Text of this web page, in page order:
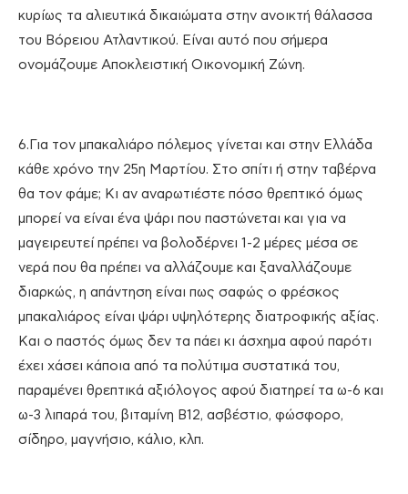
κυρίως τα αλιευτικά δικαιώματα στην ανοικτή θάλασσα
του Βόρειου Ατλαντικού. Είναι αυτό που σήμερα
ονομάζουμε Αποκλειστική Οικονομική Ζώνη.
6.Για τον μπακαλιάρο πόλεμος γίνεται και στην Ελλάδα
κάθε χρόνο την 25η Μαρτίου. Στο σπίτι ή στην ταβέρνα
θα τον φάμε; Κι αν αναρωτιέστε πόσο θρεπτικό όμως
μπορεί να είναι ένα ψάρι που παστώνεται και για να
μαγειρευτεί πρέπει να βολοδέρνει 1-2 μέρες μέσα σε
νερά που θα πρέπει να αλλάζουμε και ξαναλλάζουμε
διαρκώς, η απάντηση είναι πως σαφώς ο φρέσκος
μπακαλιάρος είναι ψάρι υψηλότερης διατροφικής αξίας.
Και ο παστός όμως δεν τα πάει κι άσχημα αφού παρότι
έχει χάσει κάποια από τα πολύτιμα συστατικά του,
παραμένει θρεπτικά αξιόλογος αφού διατηρεί τα ω-6 και
ω-3 λιπαρά του, βιταμίνη Β12, ασβέστιο, φώσφορο,
σίδηρο, μαγνήσιο, κάλιο, κλπ.